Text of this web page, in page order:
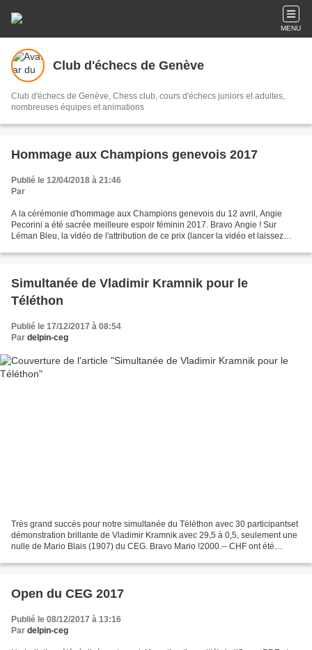
MENU
Club d'échecs de Genève
Club d'échecs de Genève, Chess club, cours d'échecs juniors et adultes,
nombreuses équipes et animations
Hommage aux Champions genevois 2017
Publié le 12/04/2018 à 21:46
Par
A la cérémonie d'hommage aux Champions genevois du 12 avril, Angie
Pecorini a été sacrée meilleure espoir féminin 2017. Bravo Angie ! Sur
Léman Bleu, la vidéo de l'attribution de ce prix (lancer la vidéo et laissez
Simultanée de Vladimir Kramnik pour le
Téléthon
Publié le 17/12/2017 à 08:54
Par delpin-ceg
Très grand succès pour notre simultanée du Téléthon avec 30 participantset
démonstration brillante de Vladimir Kramnik avec 29,5 à 0,5, seulement une
nulle de Mario Blais (1907) du CEG. Bravo Mario !2000.-- CHF ont été
Open du CEG 2017
Publié le 08/12/2017 à 13:16
Par delpin-ceg